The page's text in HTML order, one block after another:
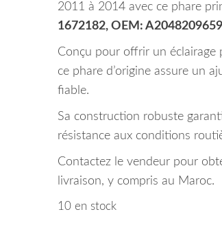
2011 à 2014 avec ce phare
1672182, OEM: A2048209659
Conçu pour offrir un éclairage
ce phare d’origine assure un
fiable.
Sa construction robuste
résistance aux conditions
Contactez le vendeur pour
livraison, y compris au Maroc.
10 en stock